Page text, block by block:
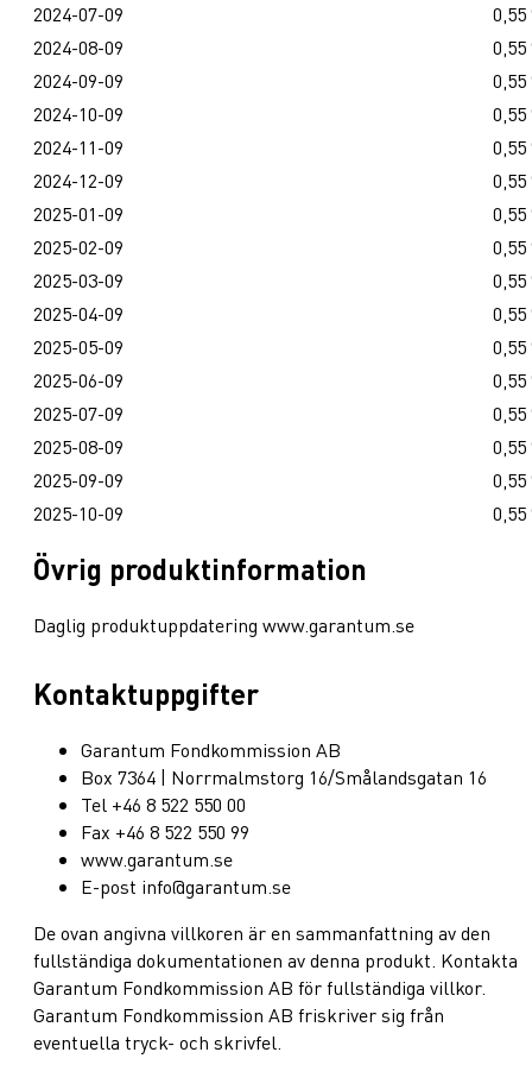
2024-07-09
0,55
2024-08-09
0,55
2024-09-09
0,55
2024-10-09
0,55
2024-11-09
0,55
2024-12-09
0,55
2025-01-09
0,55
2025-02-09
0,55
2025-03-09
0,55
2025-04-09
0,55
2025-05-09
0,55
2025-06-09
0,55
2025-07-09
0,55
2025-08-09
0,55
2025-09-09
0,55
2025-10-09
0,55
Övrig produktinformation
Daglig produktuppdatering www.garantum.se
Kontaktuppgifter
Garantum Fondkommission AB
Box 7364 | Norrmalmstorg 16/Smålandsgatan 16
Tel +46 8 522 550 00
Fax +46 8 522 550 99
www.garantum.se
E-post info@garantum.se
De ovan angivna villkoren är en sammanfattning av den
fullständiga dokumentationen av denna produkt. Kontakta
Garantum Fondkommission AB för fullständiga villkor.
Garantum Fondkommission AB friskriver sig från
eventuella tryck- och skrivfel.